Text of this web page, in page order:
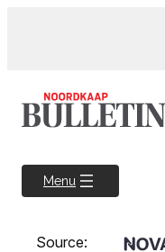
Menu
Source: